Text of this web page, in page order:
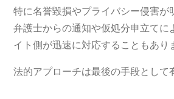
特に名誉毀損やプライバシー侵害が
弁護士からの通知や仮処分申立てに
イト側が迅速に対応することもあり
法的アプローチは最後の手段として